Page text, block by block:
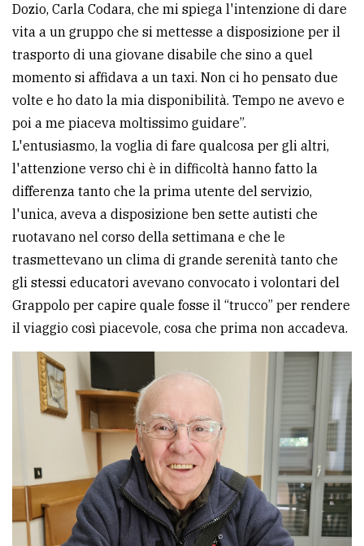
Dozio, Carla Codara, che mi spiega l'intenzione di dare
vita a un gruppo che si mettesse a disposizione per il
trasporto di una giovane disabile che sino a quel
momento si affidava a un taxi. Non ci ho pensato due
volte e ho dato la mia disponibilità. Tempo ne avevo e
poi a me piaceva moltissimo guidare”.
L'entusiasmo, la voglia di fare qualcosa per gli altri,
l'attenzione verso chi è in difficoltà hanno fatto la
differenza tanto che la prima utente del servizio,
l'unica, aveva a disposizione ben sette autisti che
ruotavano nel corso della settimana e che le
trasmettevano un clima di grande serenità tanto che
gli stessi educatori avevano convocato i volontari del
Grappolo per capire quale fosse il “trucco” per rendere
il viaggio così piacevole, cosa che prima non accadeva.